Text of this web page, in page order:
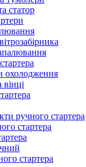
статор
охолодження
ручного стартера
стартера
стартера